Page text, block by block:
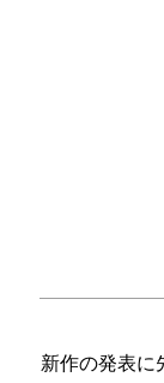
新作の発表に